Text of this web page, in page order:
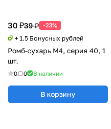
30 ₽39 ₽ -23%
+ 1.5 Бонусных рублей
Ромб-сухарь М4, серия 40, 1
шт.
0 0 В наличии
В корзину